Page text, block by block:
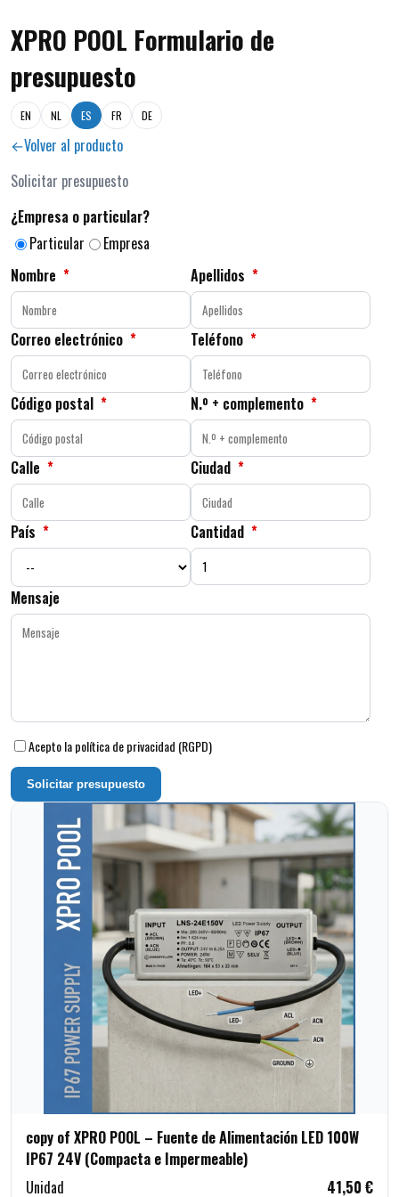
XPRO POOL Formulario de
presupuesto
EN NL ES FR DE
Volver al producto
Solicitar presupuesto
¿Empresa o particular?
Particular
Empresa
Nombre * Apellidos *
Correo electrónico * Teléfono *
Código postal * N.º + complemento *
Calle * Ciudad *
País * Cantidad *
Mensaje
Acepto la política de privacidad (RGPD)
Solicitar presupuesto
copy of XPRO POOL – Fuente de Alimentación LED 100W
IP67 24V (Compacta e Impermeable)
Unidad
41,50 €